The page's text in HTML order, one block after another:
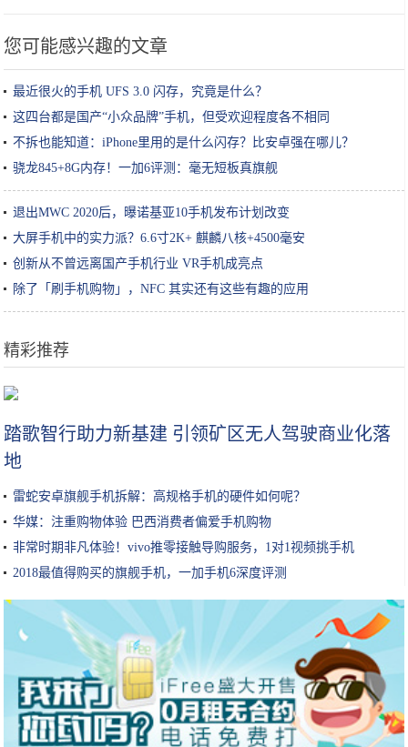
您可能感兴趣的文章
最近很火的手机 UFS 3.0 闪存，究竟是什么？
这四台都是国产“小众品牌”手机，但受欢迎程度各不相同
不拆也能知道：iPhone里用的是什么闪存？比安卓强在哪儿？
骁龙845+8G内存！一加6评测：毫无短板真旗舰
退出MWC 2020后，曝诺基亚10手机发布计划改变
大屏手机中的实力派？6.6寸2K+ 麒麟八核+4500毫安
创新从不曾远离国产手机行业 VR手机成亮点
除了「刷手机购物」，NFC 其实还有这些有趣的应用
精彩推荐
踏歌智行助力新基建 引领矿区无人驾驶商业化落
地
雷蛇安卓旗舰手机拆解：高规格手机的硬件如何呢？
华媒：注重购物体验 巴西消费者偏爱手机购物
非常时期非凡体验！vivo推零接触导购服务，1对1视频挑手机
2018最值得购买的旗舰手机，一加手机6深度评测